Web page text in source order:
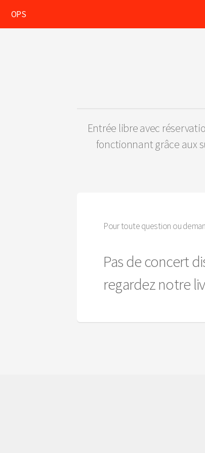
OPS
Entrée libre avec
fonctionnant grâce aux
Pour toute question ou
Pas de concert
regardez notre